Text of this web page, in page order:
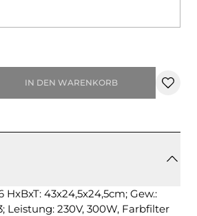
IN DEN WARENKORB
HxBxT: 43x24,5x24,5cm; Gew.:
Leistung: 230V, 300W, Farbfilter